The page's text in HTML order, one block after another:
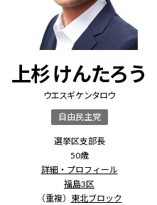
上杉 けんたろう
ウエスギ ケンタロウ
自由民主党
選挙区支部長
50歳
詳細・プロフィール
福島3区
（重複） 東北ブロック